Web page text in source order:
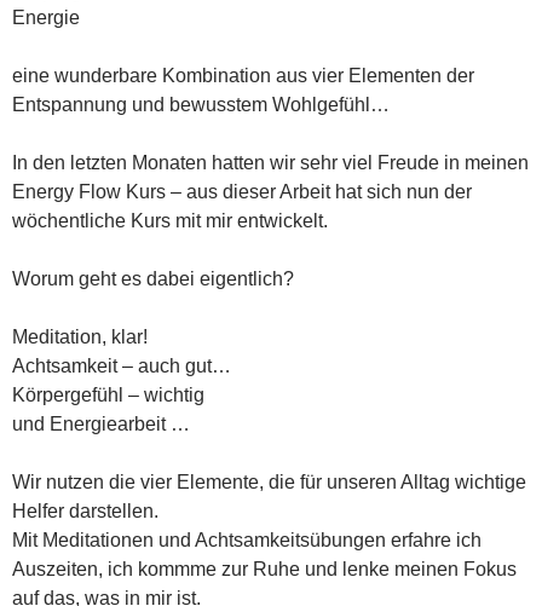
Energie
eine wunderbare Kombination aus vier Elementen der
Entspannung und bewusstem Wohlgefühl…
In den letzten Monaten hatten wir sehr viel Freude in meinen
Energy Flow Kurs – aus dieser Arbeit hat sich nun der
wöchentliche Kurs mit mir entwickelt.
Worum geht es dabei eigentlich?
Meditation, klar!
Achtsamkeit – auch gut…
Körpergefühl – wichtig
und Energiearbeit …
Wir nutzen die vier Elemente, die für unseren Alltag wichtige
Helfer darstellen.
Mit Meditationen und Achtsamkeitsübungen erfahre ich
Auszeiten, ich kommme zur Ruhe und lenke meinen Fokus
auf das, was in mir ist.